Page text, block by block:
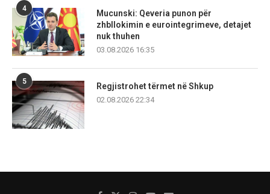
4
Mucunski: Qeveria punon për
zhbllokimin e eurointegrimeve, detajet
nuk thuhen
03.08.2026 16:35
5
Regjistrohet tërmet në Shkup
02.08.2026 22:34